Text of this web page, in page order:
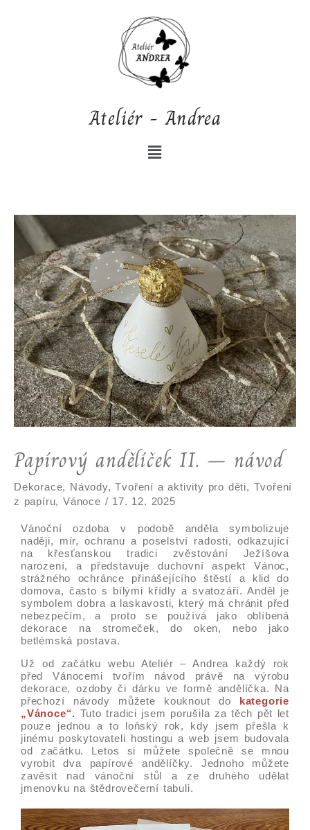
Ateliér - Andrea
Nabídka
Papírový andělíček II. – návod
Dekorace, Návody,Tvoření a aktivity pro děti, Tvoření
z papíru,Vánoce / 17. 12. 2025
Vánoční ozdoba v podobě anděla symbolizuje
naději, mír, ochranu a poselství radosti, odkazující
na křesťanskou tradici zvěstování Ježíšova
narození, a představuje duchovní aspekt Vánoc,
strážného ochránce přinášejícího štěstí a klid do
domova, často s bílými křídly a svatozáří. Anděl je
symbolem dobra a laskavosti, který má chránit před
nebezpečím, a proto se používá jako oblíbená
dekorace na stromeček, do oken, nebo jako
betlémská postava.
Už od začátku webu Ateliér – Andrea každý rok
před Vánocemi tvořím návod právě na výrobu
dekorace, ozdoby či dárku ve formě andělíčka. Na
přechozí návody můžete kouknout do kategorie
„Vánoce“. Tuto tradici jsem porušila za těch pět let
pouze jednou a to loňský rok, kdy jsem přešla k
jinému poskytovateli hostingu a web jsem budovala
od začátku. Letos si můžete společně se mnou
vyrobit dva papírové andělíčky. Jednoho můžete
zavěsit nad vánoční stůl a ze druhého udělat
jmenovku na štědrovečerní tabuli.